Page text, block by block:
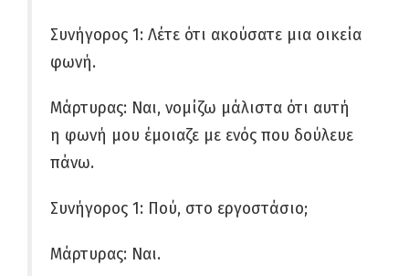
Συνήγορος 1: Λέτε ότι ακούσατε μια οικεία
φωνή.
Μάρτυρας: Ναι, νομίζω μάλιστα ότι αυτή
η φωνή μου έμοιαζε με ενός που δούλευε
πάνω.
Συνήγορος 1: Πού, στο εργοστάσιο;
Μάρτυρας: Ναι.